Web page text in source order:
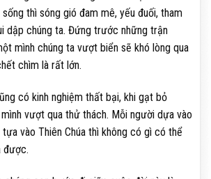
thì sóng gió đam mê, yếu đuối, tham
dập chúng ta. Đứng trước những trận
mình chúng ta vượt biển sẽ khó lòng qua
chìm là rất lớn.
có kinh nghiệm thất bại, khi gạt bỏ
vượt qua thử thách. Mỗi người dựa vào
tựa vào Thiên Chúa thì không có gì có thể
được.